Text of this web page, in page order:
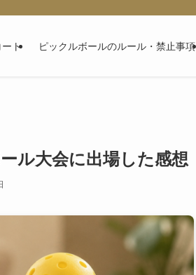
ート ピックルボールのルール・禁止事項
ル大会に出場した感想